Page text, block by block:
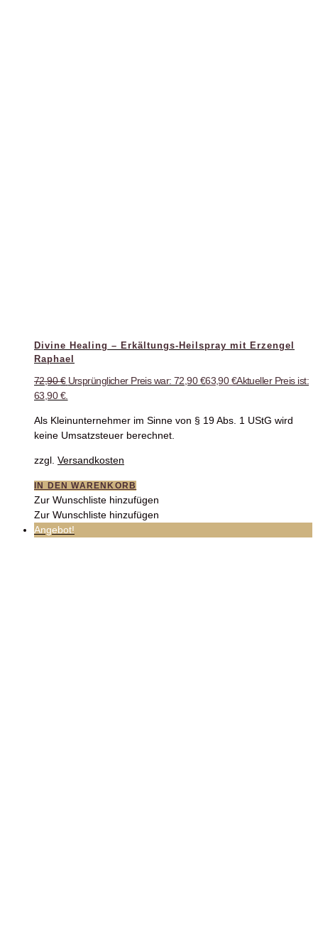
Divine Healing – Erkältungs-Heilspray mit Erzengel
Raphael
72,90€ Ursprünglicher Preis war: 72,90 €63,90€Aktueller Preis ist:
63,90 €.
Als Kleinunternehmer im Sinne von § 19 Abs. 1 UStG wird
keine Umsatzsteuer berechnet.
zzgl. Versandkosten
IN DEN WARENKORB
Zur Wunschliste hinzufügen
Zur Wunschliste hinzufügen
Angebot!